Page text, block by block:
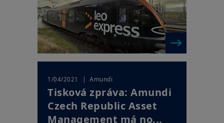
1/04/2021 | Amundi
Tisková zpráva: Amundi
Czech Republic Asset
Management má no...